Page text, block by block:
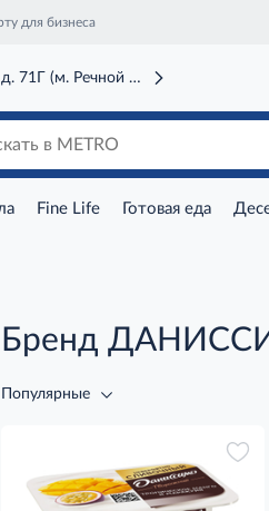
для бизнеса
71Г (м. Речной вокзал)
Fine Life Готовая еда
Бренд
Популярные